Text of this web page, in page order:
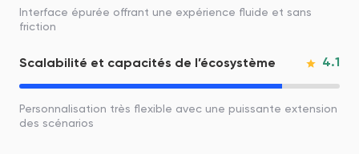
Interface épurée offrant une expérience fluide et sans
friction
Scalabilité et capacités de l’écosystème 4.1
Personnalisation très flexible avec une puissante extension
des scénarios